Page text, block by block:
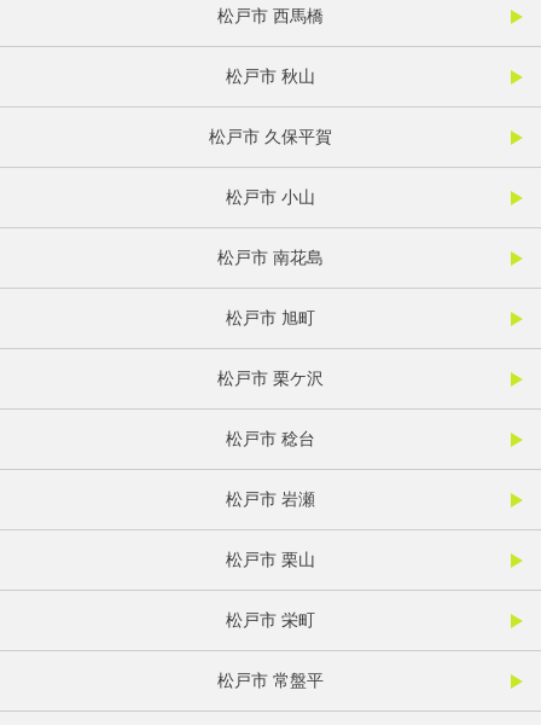
松戸市 西馬橋
松戸市 秋山
松戸市 久保平賀
松戸市 小山
松戸市 南花島
松戸市 旭町
松戸市 栗ケ沢
松戸市 稔台
松戸市 岩瀬
松戸市 栗山
松戸市 栄町
松戸市 常盤平